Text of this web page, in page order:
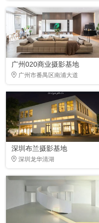
广州020商业摄影基地
广州市番禺区南浦大道
深圳布兰摄影基地
深圳龙华清湖